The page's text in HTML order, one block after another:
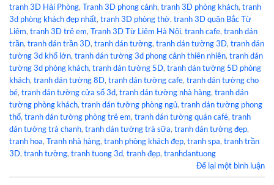
tranh 3D Hải Phòng, Tranh 3D phong cảnh, tranh 3D phòng khách, tranh
3d phòng khách đẹp nhất, tranh 3D phòng thờ, tranh 3D quận Bắc Từ
Liêm, tranh 3D trẻ em, Tranh 3D Từ Liêm Hà Nội, tranh cafe, tranh dán
trần, tranh dán trần 3D, tranh dán tường, tranh dán tường 3D, tranh dán
tường 3d khổ lớn, tranh dán tường 3d phong cảnh thiên nhiên, tranh dán
tường 3d phòng khách, tranh dán tường 5D, tranh dán tường 5D phòng
khách, tranh dán tường 8D, tranh dán tường cafe, tranh dán tường cho
bé, tranh dán tường cửa sổ 3d, tranh dán tường nhà hàng, tranh dán
tường phòng khách, tranh dán tường phòng ngủ, tranh dán tường phong
thổ, tranh dán tường phòng trẻ em, tranh dán tường quán café, tranh
dán tường trà chanh, tranh dán tường trà sữa, tranh dán tường đẹp,
tranh hoa, Tranh nhà hàng, tranh phòng khách đẹp, tranh spa, tranh trần
3D, tranh tường, tranh tuong 3d, tranh đẹp, tranhdantuong
Để lại một bình luận